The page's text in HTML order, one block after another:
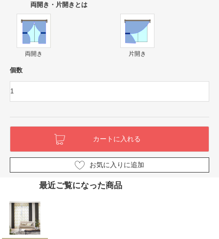
両開き・片開きとは
両開き 片開き
個数
お気に入りに追加
最近ご覧になった商品